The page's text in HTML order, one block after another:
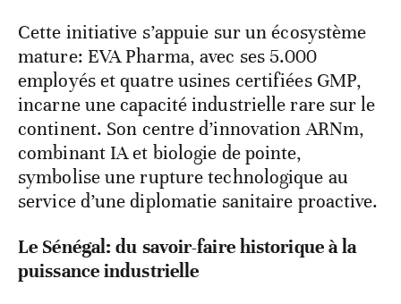
Cette initiative s’appuie sur un écosystème
mature: EVA Pharma, avec ses 5.000
employés et quatre usines certifiées GMP,
incarne une capacité industrielle rare sur le
continent. Son centre d’innovation ARNm,
combinant IA et biologie de pointe,
symbolise une rupture technologique au
service d’une diplomatie sanitaire proactive.
Le Sénégal: du savoir-faire historique à la
puissance industrielle